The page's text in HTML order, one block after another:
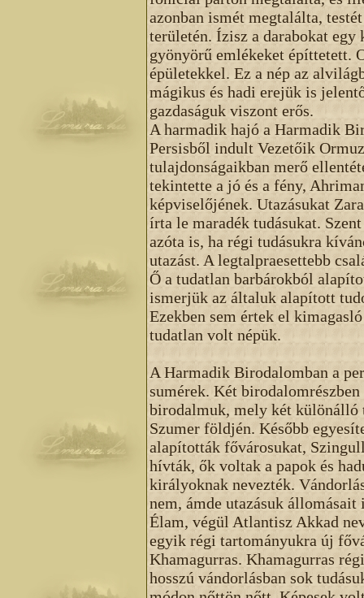
azonban ismét megtalálta,
területén. Ízisz a darabokat
gyönyörű emlékeket építtetett.
épületekkel. Ez a nép az
mágikus és hadi erejük is
gazdaságuk viszont erős.
A harmadik hajó a Harmadik
Persisből indult Vezetőik
tulajdonságaikban merő
tekintette a jó és a fény,
képviselőjének. Utazásukat
írta le maradék tudásukat.
azóta is, ha régi tudásukra
utazást. A legtalpraesettebb
Ő a tudatlan barbárokból
ismerjük az általuk alapított
Ezekben sem értek el
tudatlan volt népük.
A Harmadik Birodalomban a
sumérek. Két
birodalmuk, mely két különálló
Szumer földjén. Később
alapították fővárosukat,
hívták, ők voltak a papok és
királyoknak nevezték.
nem, ámde utazásuk
Élam, végül Atlantisz Akkad
egyik régi tartományukra új
Khamagurras. Khamagurras
hosszú vándorlásban sok